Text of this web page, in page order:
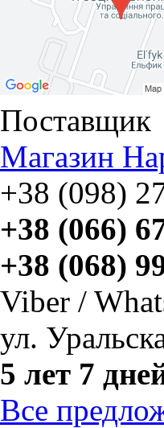
Поставщик
Магазин
+38 (098)
+38 (066)
+38 (068)
Viber /
ул.
5 лет 7
Все